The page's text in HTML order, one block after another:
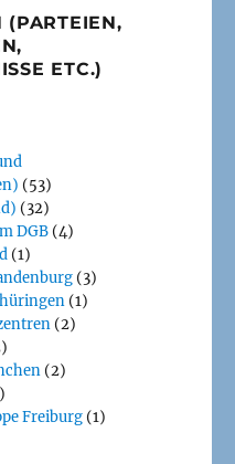
(PARTEIEN,
ETC.)
(53)
(32)
DGB(4)
(1)
(3)
(1)
(2)
(2)
Freiburg(1)